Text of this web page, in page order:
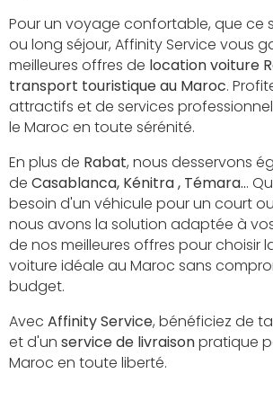
Pour un voyage confortable, que ce
ou long séjour, Affinity Service vous
meilleures offres de location voiture
transport touristique au Maroc.
attractifs et de services
le Maroc en toute sérénité.
En plus de Rabat, nous desservons
de Casablanca, Kénitra , Témara...
besoin d'un véhicule pour un court
nous avons la solution adaptée à
de nos meilleures offres pour choisir
voiture idéale au Maroc sans
budget.
Avec Affinity Service, bénéficiez de
et d'un service de livraisonpratique
Maroc en toute liberté.